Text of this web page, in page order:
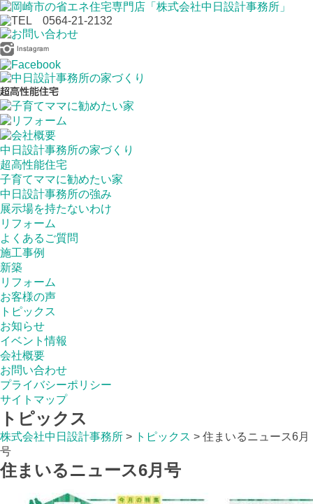
中日設計事務所の家づくり
超高性能住宅
子育てママに勧めたい家
中日設計事務所の強み
展示場を持たないわけ
リフォーム
よくあるご質問
施工事例
新築
リフォーム
お客様の声
トピックス
お知らせ
イベント情報
会社概要
お問い合わせ
プライバシーポリシー
サイトマップ
トピックス
株式会社中日設計事務所 > トピックス > 住まいるニュース6月
号
住まいるニュース6月号